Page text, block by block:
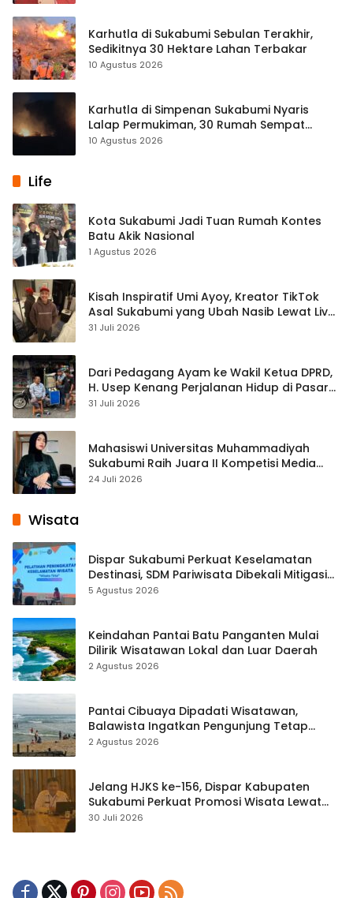
Karhutla di Sukabumi Sebulan Terakhir,
Sedikitnya 30 Hektare Lahan Terbakar
10 Agustus 2026
Karhutla di Simpenan Sukabumi Nyaris
Lalap Permukiman, 30 Rumah Sempat
Terancam
10 Agustus 2026
Life
Kota Sukabumi Jadi Tuan Rumah Kontes
Batu Akik Nasional
1 Agustus 2026
Kisah Inspiratif Umi Ayoy, Kreator TikTok
Asal Sukabumi yang Ubah Nasib Lewat Live
Streaming
31 Juli 2026
Dari Pedagang Ayam ke Wakil Ketua DPRD,
H. Usep Kenang Perjalanan Hidup di Pasar
Cisaat
31 Juli 2026
Mahasiswi Universitas Muhammadiyah
Sukabumi Raih Juara II Kompetisi Media
Pembelajaran Digital Tingkat Internasional
24 Juli 2026
Wisata
Dispar Sukabumi Perkuat Keselamatan
Destinasi, SDM Pariwisata Dibekali Mitigasi
hingga Teknik Evakuasi
5 Agustus 2026
Keindahan Pantai Batu Panganten Mulai
Dilirik Wisatawan Lokal dan Luar Daerah
2 Agustus 2026
Pantai Cibuaya Dipadati Wisatawan,
Balawista Ingatkan Pengunjung Tetap
Waspada
2 Agustus 2026
Jelang HJKS ke-156, Dispar Kabupaten
Sukabumi Perkuat Promosi Wisata Lewat
Publikasi Digital
30 Juli 2026